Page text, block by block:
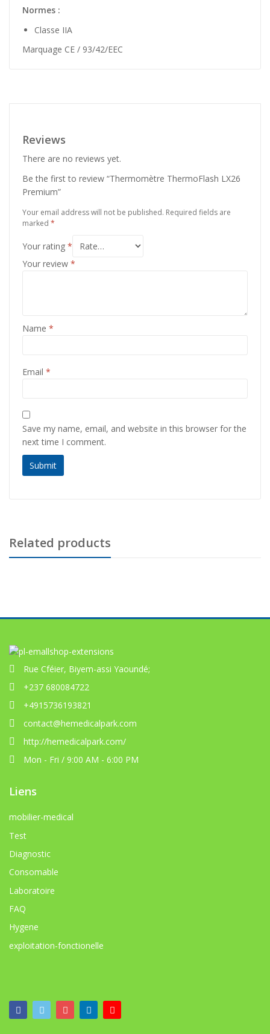
Normes :
Classe IIA
Marquage CE / 93/42/EEC
Reviews
There are no reviews yet.
Be the first to review “Thermomètre ThermoFlash LX26
Premium”
Your email address will not be published. Required fields are
marked *
Your rating *
Your review *
Name *
Email *
Save my name, email, and website in this browser for the
next time I comment.
Related products
Rue Cféier, Biyem-assi Yaoundé;
+237 680084722
+4915736193821
contact@hemedicalpark.com
http://hemedicalpark.com/
Mon - Fri / 9:00 AM - 6:00 PM
Liens
mobilier-medical
Test
Diagnostic
Consomable
Laboratoire
FAQ
Hygene
exploitation-fonctionelle